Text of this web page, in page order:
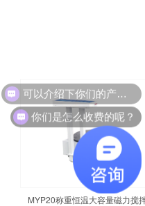
MYP20称重恒温大容量磁力搅
可以介绍下你们的产品么？
你们是怎么收费的呢？